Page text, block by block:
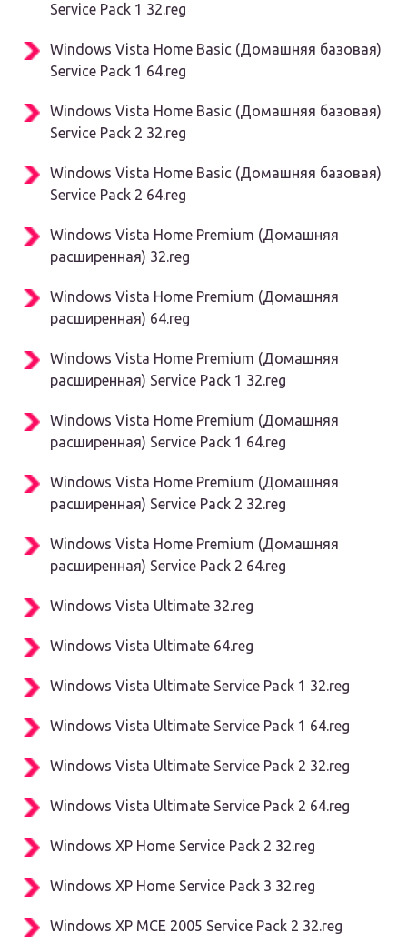
Service Pack 1 32.reg
Windows Vista Home Basic (Домашняя базовая)
Service Pack 1 64.reg
Windows Vista Home Basic (Домашняя базовая)
Service Pack 2 32.reg
Windows Vista Home Basic (Домашняя базовая)
Service Pack 2 64.reg
Windows Vista Home Premium (Домашняя
расширенная) 32.reg
Windows Vista Home Premium (Домашняя
расширенная) 64.reg
Windows Vista Home Premium (Домашняя
расширенная) Service Pack 1 32.reg
Windows Vista Home Premium (Домашняя
расширенная) Service Pack 1 64.reg
Windows Vista Home Premium (Домашняя
расширенная) Service Pack 2 32.reg
Windows Vista Home Premium (Домашняя
расширенная) Service Pack 2 64.reg
Windows Vista Ultimate 32.reg
Windows Vista Ultimate 64.reg
Windows Vista Ultimate Service Pack 1 32.reg
Windows Vista Ultimate Service Pack 1 64.reg
Windows Vista Ultimate Service Pack 2 32.reg
Windows Vista Ultimate Service Pack 2 64.reg
Windows XP Home Service Pack 2 32.reg
Windows XP Home Service Pack 3 32.reg
Windows XP MCE 2005 Service Pack 2 32.reg